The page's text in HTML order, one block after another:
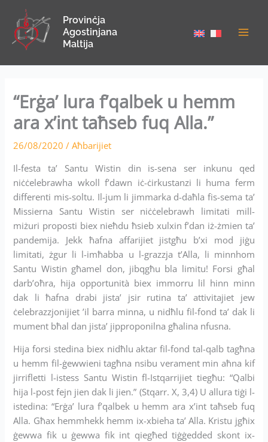
content
Provinċja
Agostinjana
Maltija
“Erġa’ lura f’qalbek u hemm
ara x’int taħseb fuq Alla.”
26/08/2020/Aħbarijiet
Il-festa ta’ Santu Wistin din is-sena ser inkunu qed
niċċelebrawha wkoll f’dawn iċ-ċirkustanzi li huma ferm
differenti mis-soltu. Il-jum li jimmarka d-daħla fis-sema ta’
Missierna Santu Wistin ser niċċelebrawh limitati mill-
miżuri proposti biex nieħdu ħsieb xulxin f’dan iż-żmien ta’
pandemija. Jekk ħafna affarijiet jistgħu b’xi mod jiġu
limitati, żgur li l-imħabba u l-grazzja t’Alla, li minnhom
Santu Wistin għamel don, jibqgħu bla limitu! Forsi għal
darb’oħra, hija opportunità biex immorru lil hinn minn
dak li ħafna drabi jista’ jsir rutina ta’ attivitajiet jew
ċelebrazzjonijiet ’il barra minna, u nidħlu fil-fond ta’ dak li
mument bħal dan jista’ jipproponilna għalina nfusna.
Hija forsi stedina biex nidħlu aktar fil-fond tal-qalb tagħna
u hemm fil-ġewwieni tagħna nsibu verament min aħna kif
jirrifletti l-istess Santu Wistin fl-Istqarrijiet tiegħu: “Qalbi
hija l-post fejn jien dak li jien.” (Stqarr. X, 3,4) U allura tiġi l-
istedina: “Erġa’ lura f’qalbek u hemm ara x’int taħseb fuq
Alla. Għax hemmhekk hemm ix-xbieha ta’ Alla. Kristu jgħix
ġewwa fik u ġewwa fik int qiegħed tiġġedded skont ix-